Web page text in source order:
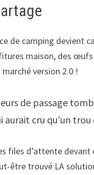
de camping devient
maison, des
version 2.0 !
de passage
cru qu’un
files d’attente
être trouvé LA